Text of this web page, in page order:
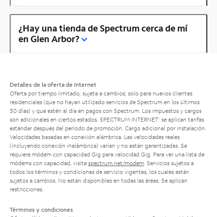
¿Hay una tienda de Spectrum cerca de mí
en Glen Arbor?
Detalles de la oferta de Internet
Oferta por tiempo limitado; sujeta a cambios; solo para nuevos clientes
residenciales (que no hayan utilizado servicios de Spectrum en los últimos
30 días) y que estén al día en pagos con Spectrum. Los impuestos y cargos
son adicionales en ciertos estados. SPECTRUM INTERNET: se aplican tarifas
estándar después del período de promoción. Cargo adicional por instalación.
Velocidades basadas en conexión alámbrica. Las velocidades reales
(incluyendo conexión inalámbrica) varían y no están garantizadas. Se
requiere módem con capacidad Gig para velocidad Gig. Para ver una lista de
módems con capacidad, visita spectrum.net/modem . Servicios sujetos a
todos los términos y condiciones de servicio vigentes, los cuales están
sujetos a cambios. No están disponibles en todas las áreas. Se aplican
restricciones.
Términos y condiciones